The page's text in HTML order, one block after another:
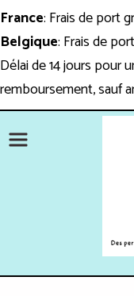
France: Frais de port
Belgique: Frais de
Délai de 14 jours pour
remboursement, sauf